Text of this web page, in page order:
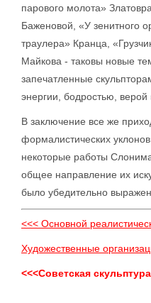
парового молота»
Баженовой, «У зенитного
траулера» Кранца,
Майкова - таковы новые
запечатленные
энергии, бодростью, верой
В заключение все же
формалистических
некоторые работы
общее направление их
было убедительно
<<< Основной
Художественные
<<<Советская